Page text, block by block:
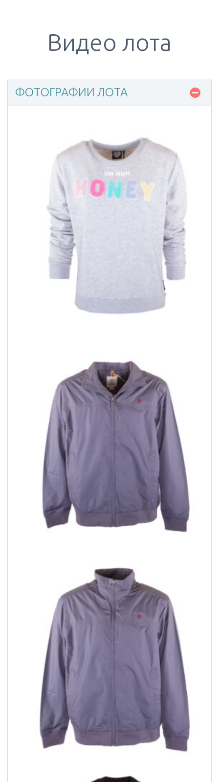
Видео лота
ФОТОГРАФИИ ЛОТА